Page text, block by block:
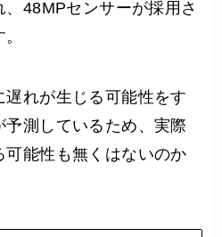
48MPセンサーが採用さ
れが生じる可能性をす
測しているため、実際
能性も無くはないのか